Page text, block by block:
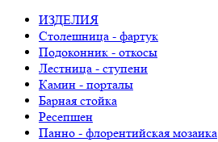
ИЗДЕЛИЯ
Столешница - фартук
Подоконник - откосы
Лестница - ступени
Камин - порталы
Барная стойка
Ресепшен
Панно - флорентийская мозаика